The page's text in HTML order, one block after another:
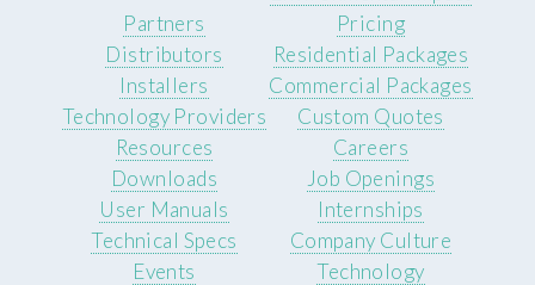
Partners
Distributors
Installers
Technology Providers
Pricing
Residential Packages
Commercial Packages
Custom Quotes
Resources
Downloads
User Manuals
Technical Specs
Careers
Job Openings
Internships
Company Culture
Events
Technology